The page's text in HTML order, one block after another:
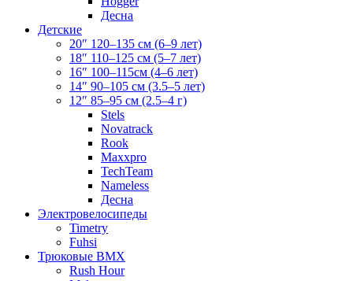
Десна
Детские
20″ 120–135 см (6–9 лет)
18″ 110–125 см (5–7 лет)
16″ 100–115см (4–6 лет)
14″ 90–105 см (3.5–5 лет)
12″ 85–95 см (2.5–4 г)
Stels
Novatrack
Rook
Maxxpro
TechTeam
Nameless
Десна
Электровелосипеды
Timetry
Fuhsi
Трюковые BMX
Rush Hour